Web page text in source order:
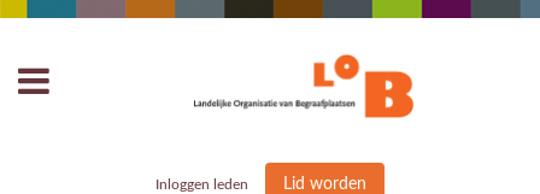
Inloggen leden Lid worden